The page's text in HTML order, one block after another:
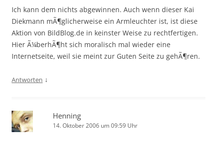
Ich kann dem nichts abgewinnen. Auch wenn dieser Kai
Diekmann mÃ¶glicherweise ein Armleuchter ist, ist diese
Aktion von BildBlog.de in keinster Weise zu rechtfertigen.
Hier Ã¼berhÃ¶ht sich moralisch mal wieder eine
Internetseite, weil sie meint zur Guten Seite zu gehÃ¶ren.
Antworten ↓
Henning
14. Oktober 2006 um 09:59 Uhr